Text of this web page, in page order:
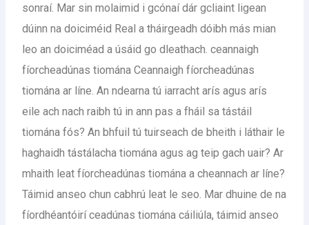
sonraí. Mar sin molaimid i gcónaí dár gcliaint ligean
dúinn na doiciméid Real a tháirgeadh dóibh más mian
leo an doiciméad a úsáid go dleathach. ceannaigh
fíorcheadúnas tiomána Ceannaigh fíorcheadúnas
tiomána ar líne. An ndearna tú iarracht arís agus arís
eile ach nach raibh tú in ann pas a fháil sa tástáil
tiomána fós? An bhfuil tú tuirseach de bheith i láthair le
haghaidh tástálacha tiomána agus ag teip gach uair? Ar
mhaith leat fíorcheadúnas tiomána a cheannach ar líne?
Táimid anseo chun cabhrú leat le seo. Mar dhuine de na
fíordhéantóirí ceadúnas tiomána cáiliúla, táimid anseo